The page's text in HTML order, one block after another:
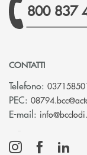
800 837
CONTATTI
Telefono:
PEC:
E-mail: